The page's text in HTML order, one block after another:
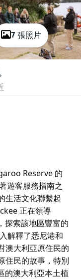
7 張照片
Reserve 的
遊客服務指南之
生活文化聯繫起
正在領導
探索該地區豐富的
解釋了悉尼港和
澳大利亞原住民的
住民的故事，特別
的澳大利亞本土植